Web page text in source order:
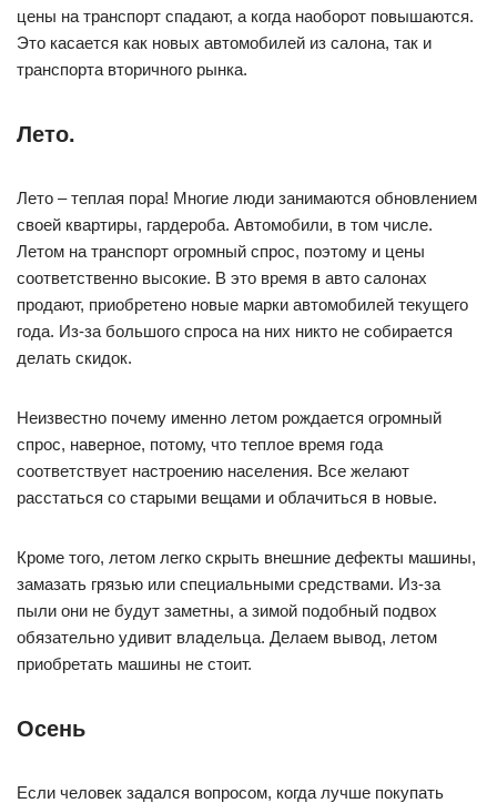
цены на транспорт спадают, а когда наоборот повышаются.
Это касается как новых автомобилей из салона, так и
транспорта вторичного рынка.
Лето.
Лето – теплая пора! Многие люди занимаются обновлением
своей квартиры, гардероба. Автомобили, в том числе.
Летом на транспорт огромный спрос, поэтому и цены
соответственно высокие. В это время в авто салонах
продают, приобретено новые марки автомобилей текущего
года. Из-за большого спроса на них никто не собирается
делать скидок.
Неизвестно почему именно летом рождается огромный
спрос, наверное, потому, что теплое время года
соответствует настроению населения. Все желают
расстаться со старыми вещами и облачиться в новые.
Кроме того, летом легко скрыть внешние дефекты машины,
замазать грязью или специальными средствами. Из-за
пыли они не будут заметны, а зимой подобный подвох
обязательно удивит владельца. Делаем вывод, летом
приобретать машины не стоит.
Осень
Если человек задался вопросом, когда лучше покупать